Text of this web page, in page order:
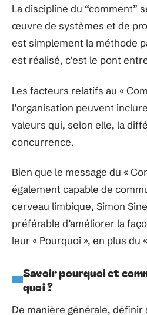
La discipline du “comment”
œuvre de systèmes et de
est simplement la méthode
est réalisé, c’est le pont
Les facteurs relatifs au «
l’organisation peuvent
valeurs qui, selon elle, la
concurrence.
Bien que le message du «
également capable de
cerveau limbique, Simon
préférable d’améliorer la
leur « Pourquoi », en plus du
Savoir pourquoi et
quoi ?
De manière générale, définir